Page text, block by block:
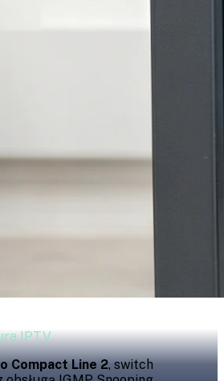
IPTV
Compact Line 2, switch